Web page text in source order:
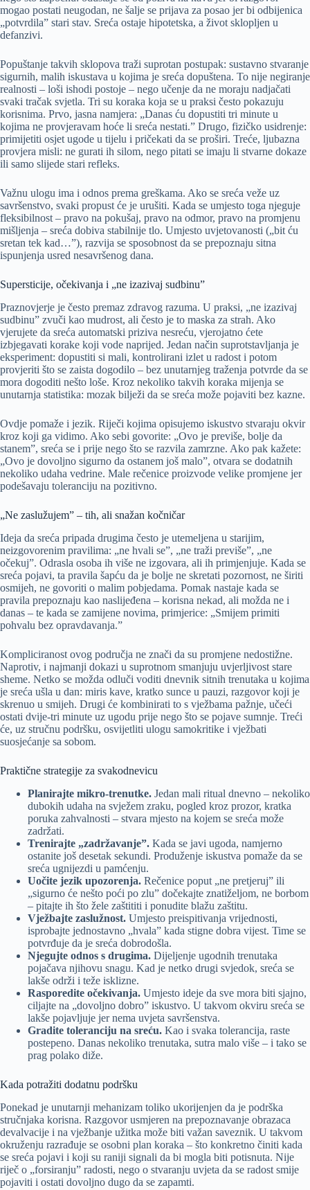
mogao postati neugodan, ne šalje se prijava za posao jer bi odbijenica
„potvrdila” stari stav. Sreća ostaje hipotetska, a život sklopljen u
defanzivi.
Popuštanje takvih sklopova traži suprotan postupak: sustavno stvaranje
sigurnih, malih iskustava u kojima je sreća dopuštena. To nije negiranje
realnosti – loši ishodi postoje – nego učenje da ne moraju nadjačati
svaki tračak svjetla. Tri su koraka koja se u praksi često pokazuju
korisnima. Prvo, jasna namjera: „Danas ću dopustiti tri minute u
kojima ne provjeravam hoće li sreća nestati.” Drugo, fizičko usidrenje:
primijetiti osjet ugode u tijelu i pričekati da se proširi. Treće, ljubazna
provjera misli: ne gurati ih silom, nego pitati se imaju li stvarne dokaze
ili samo slijede stari refleks.
Važnu ulogu ima i odnos prema greškama. Ako se sreća veže uz
savršenstvo, svaki propust će je urušiti. Kada se umjesto toga njeguje
fleksibilnost – pravo na pokušaj, pravo na odmor, pravo na promjenu
mišljenja – sreća dobiva stabilnije tlo. Umjesto uvjetovanosti („bit ću
sretan tek kad…”), razvija se sposobnost da se prepoznaju sitna
ispunjenja usred nesavršenog dana.
Supersticije, očekivanja i „ne izazivaj sudbinu”
Praznovjerje je često premaz zdravog razuma. U praksi, „ne izazivaj
sudbinu” zvuči kao mudrost, ali često je to maska za strah. Ako
vjerujete da sreća automatski priziva nesreću, vjerojatno ćete
izbjegavati korake koji vode naprijed. Jedan način suprotstavljanja je
eksperiment: dopustiti si mali, kontrolirani izlet u radost i potom
provjeriti što se zaista dogodilo – bez unutarnjeg traženja potvrde da se
mora dogoditi nešto loše. Kroz nekoliko takvih koraka mijenja se
unutarnja statistika: mozak bilježi da se sreća može pojaviti bez kazne.
Ovdje pomaže i jezik. Riječi kojima opisujemo iskustvo stvaraju okvir
kroz koji ga vidimo. Ako sebi govorite: „Ovo je previše, bolje da
stanem”, sreća se i prije nego što se razvila zamrzne. Ako pak kažete:
„Ovo je dovoljno sigurno da ostanem još malo”, otvara se dodatnih
nekoliko udaha vedrine. Male rečenice proizvode velike promjene jer
podešavaju toleranciju na pozitivno.
„Ne zaslužujem” – tih, ali snažan kočničar
Ideja da sreća pripada drugima često je utemeljena u starijim,
neizgovorenim pravilima: „ne hvali se”, „ne traži previše”, „ne
očekuj”. Odrasla osoba ih više ne izgovara, ali ih primjenjuje. Kada se
sreća pojavi, ta pravila šapću da je bolje ne skretati pozornost, ne širiti
osmijeh, ne govoriti o malim pobjedama. Pomak nastaje kada se
pravila prepoznaju kao naslijeđena – korisna nekad, ali možda ne i
danas – te kada se zamijene novima, primjerice: „Smijem primiti
pohvalu bez opravdavanja.”
Kompliciranost ovog područja ne znači da su promjene nedostižne.
Naprotiv, i najmanji dokazi u suprotnom smanjuju uvjerljivost stare
sheme. Netko se možda odluči voditi dnevnik sitnih trenutaka u kojima
je sreća ušla u dan: miris kave, kratko sunce u pauzi, razgovor koji je
skrenuo u smijeh. Drugi će kombinirati to s vježbama pažnje, učeći
ostati dvije-tri minute uz ugodu prije nego što se pojave sumnje. Treći
će, uz stručnu podršku, osvijetliti ulogu samokritike i vježbati
suosjećanje sa sobom.
Praktične strategije za svakodnevicu
Planirajte mikro-trenutke. Jedan mali ritual dnevno – nekoliko
dubokih udaha na svježem zraku, pogled kroz prozor, kratka
poruka zahvalnosti – stvara mjesto na kojem se sreća može
zadržati.
Trenirajte „zadržavanje”. Kada se javi ugoda, namjerno
ostanite još desetak sekundi. Produženje iskustva pomaže da se
sreća ugnijezdi u pamćenju.
Uočite jezik upozorenja. Rečenice poput „ne pretjeruj” ili
„sigurno će nešto poći po zlu” dočekajte znatiželjom, ne borbom
– pitajte ih što žele zaštititi i ponudite blažu zaštitu.
Vježbajte zaslužnost. Umjesto preispitivanja vrijednosti,
isprobajte jednostavno „hvala” kada stigne dobra vijest. Time se
potvrđuje da je sreća dobrodošla.
Njegujte odnos s drugima. Dijeljenje ugodnih trenutaka
pojačava njihovu snagu. Kad je netko drugi svjedok, sreća se
lakše održi i teže isklizne.
Rasporedite očekivanja. Umjesto ideje da sve mora biti sjajno,
ciljajte na „dovoljno dobro” iskustvo. U takvom okviru sreća se
lakše pojavljuje jer nema uvjeta savršenstva.
Gradite toleranciju na sreću. Kao i svaka tolerancija, raste
postepeno. Danas nekoliko trenutaka, sutra malo više – i tako se
prag polako diže.
Kada potražiti dodatnu podršku
Ponekad je unutarnji mehanizam toliko ukorijenjen da je podrška
stručnjaka korisna. Razgovor usmjeren na prepoznavanje obrazaca
devalvacije i na vježbanje užitka može biti važan saveznik. U takvom
okruženju razrađuje se osobni plan koraka – što konkretno činiti kada
se sreća pojavi i koji su raniji signali da bi mogla biti potisnuta. Nije
riječ o „forsiranju” radosti, nego o stvaranju uvjeta da se radost smije
pojaviti i ostati dovoljno dugo da se zapamti.